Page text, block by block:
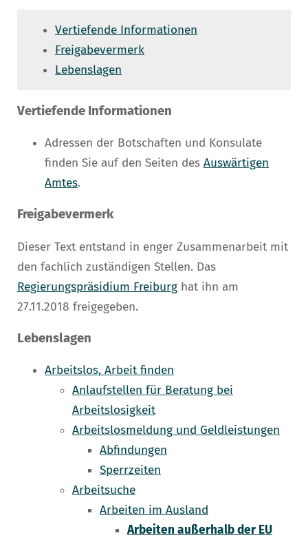
Vertiefende Informationen
Freigabevermerk
Lebenslagen
Vertiefende Informationen
Adressen der Botschaften und Konsulate
finden Sie auf den Seiten des Auswärtigen
Amtes.
Freigabevermerk
Dieser Text entstand in enger Zusammenarbeit mit
den fachlich zuständigen Stellen. Das
Regierungspräsidium Freiburg hat ihn am
27.11.2018 freigegeben.
Lebenslagen
Arbeitslos, Arbeit finden
Anlaufstellen für Beratung bei
Arbeitslosigkeit
Arbeitslosmeldung und Geldleistungen
Abfindungen
Sperrzeiten
Arbeitsuche
Arbeiten im Ausland
Arbeiten außerhalb der EU